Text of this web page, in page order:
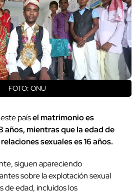
FOTO: ONU
paísel matrimonio es
años, mientras que la edad de
sexuales es 16 años.
siguen apareciendo
sobre la explotación sexual
de edad, incluidos los